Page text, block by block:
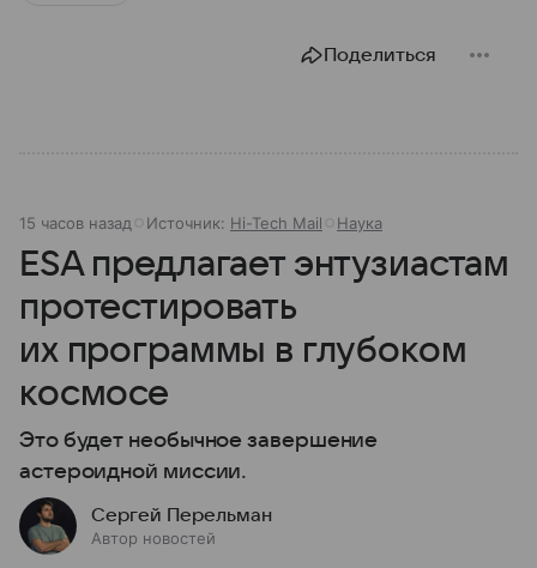
Поделиться
15 часов назад Источник: Hi-Tech Mail Наука
ESA предлагает энтузиастам
протестировать
их программы в глубоком
космосе
Это будет необычное завершение
астероидной миссии.
Сергей Перельман
Автор новостей